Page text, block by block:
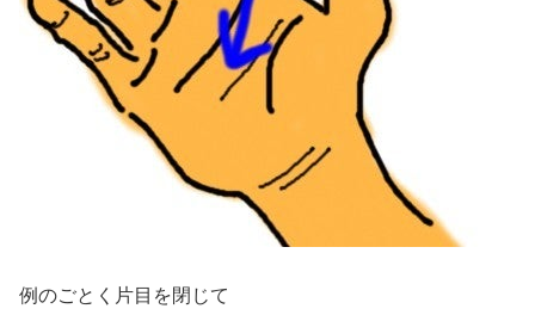
例のごとく片目を閉じて